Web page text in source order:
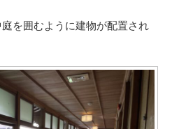
を囲むように建物が配置され